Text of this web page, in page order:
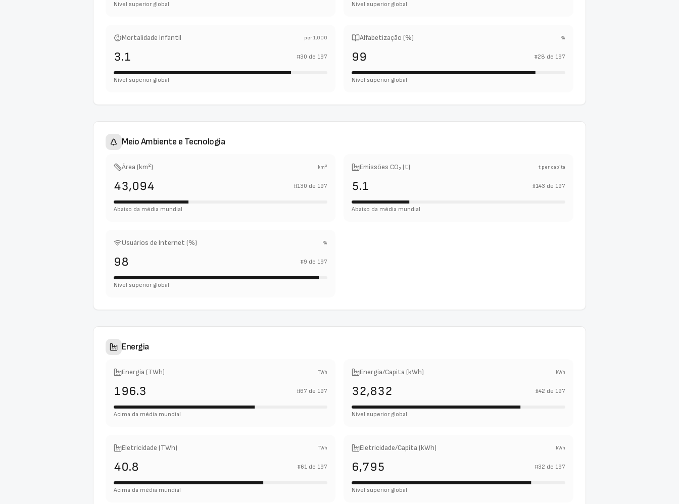
Nível superior global Nível superior global
Mortalidade Infantil per 1,000
3.1 #30 de 197
Nível superior global
Alfabetização (%) %
99 #28 de 197
Nível superior global
Meio Ambiente e Tecnologia
Área (km²) km²
43,094 #130 de 197
Abaixo da média mundial
Emissões CO₂ (t) t per capita
5.1 #143 de 197
Abaixo da média mundial
Usuários de Internet (%) %
98 #9 de 197
Nível superior global
Energia
Energia (TWh) TWh
196.3 #67 de 197
Acima da média mundial
Energia/Capita (kWh) kWh
32,832 #42 de 197
Nível superior global
Eletricidade (TWh) TWh
40.8 #61 de 197
Acima da média mundial
Eletricidade/Capita (kWh) kWh
6,795 #32 de 197
Nível superior global